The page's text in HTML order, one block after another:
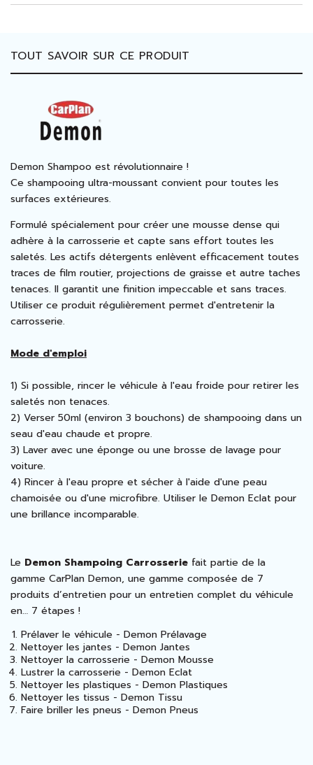
TOUT SAVOIR SUR CE PRODUIT
Demon Shampoo est révolutionnaire !
Ce shampooing ultra-moussant convient pour toutes les
surfaces extérieures.
Formulé spécialement pour créer une mousse dense qui
adhère à la carrosserie et capte sans effort toutes les
saletés. Les actifs détergents enlèvent efficacement toutes
traces de film routier, projections de graisse et autre taches
tenaces. Il garantit une finition impeccable et sans traces.
Utiliser ce produit régulièrement permet d'entretenir la
carrosserie.
Mode d'emploi
1) Si possible, rincer le véhicule à l'eau froide pour retirer les
saletés non tenaces.
2) Verser 50ml (environ 3 bouchons) de shampooing dans un
seau d'eau chaude et propre.
3) Laver avec une éponge ou une brosse de lavage pour
voiture.
4) Rincer à l'eau propre et sécher à l'aide d'une peau
chamoisée ou d'une microfibre. Utiliser le Demon Eclat pour
une brillance incomparable.
Le Demon Shampoing Carrosserie fait partie de la
gamme CarPlan Demon, une gamme composée de 7
produits d’entretien pour un entretien complet du véhicule
en… 7 étapes !
Prélaver le véhicule - Demon Prélavage
Nettoyer les jantes - Demon Jantes
Nettoyer la carrosserie - Demon Mousse
Lustrer la carrosserie - Demon Eclat
Nettoyer les plastiques - Demon Plastiques
Nettoyer les tissus - Demon Tissu
Faire briller les pneus - Demon Pneus